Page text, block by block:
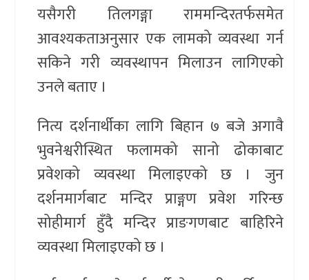
यसैगरी तिलगङ्गा राममन्दिरतर्फसमेत
आवश्यकताअनुसार एक लामको व्यवस्था गर्न
सकिने गरी व्यवस्थापन मिलाउन लागिएको
उनले बताए ।
नित्य दर्शनार्थीका लागि बिहान ७ बजे अगावै
भुवनेश्वरीस्थित फलामको सानो ढोकाबाट
प्रवेशको व्यवस्था मिलाइएको छ । जुन
दर्शनमार्गबाट मन्दिर प्राङ्गण प्रवेश गरिन्छ
सोहीमार्ग हुँदै मन्दिर प्राङगणबाट बाहिरिने
व्यवस्था मिलाइएको छ ।